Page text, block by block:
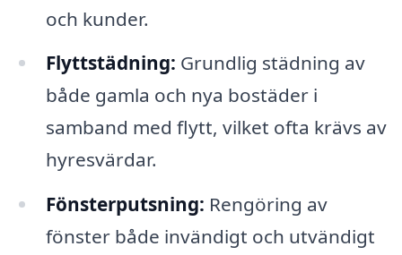
och kunder.
Flyttstädning: Grundlig städning av
både gamla och nya bostäder i
samband med flytt, vilket ofta krävs av
hyresvärdar.
Fönsterputsning: Rengöring av
fönster både invändigt och utvändigt